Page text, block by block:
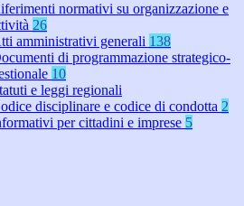
normativi su organizzazione e
26
amministrativi generali 138
di programmazione strategico-
10
e leggi regionali
disciplinare e codice di condotta 2
per cittadini e imprese 5